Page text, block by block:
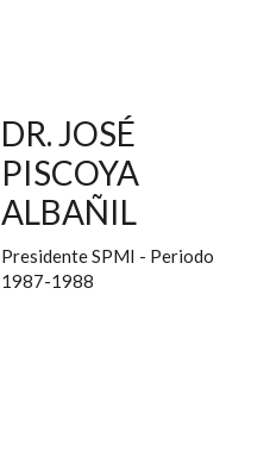
DR. JOSÉ
PISCOYA
ALBAÑIL
Presidente SPMI - Periodo
1987-1988